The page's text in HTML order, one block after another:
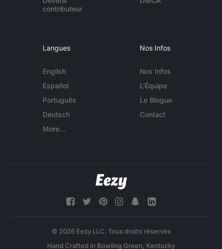
contributeur
Langues
English
Español
Português
Deutsch
More...
Nos Infos
Nos Infos
L'Équipe
Le Blogue
Contact
© 2026 Eezy LLC. Tous droits réservés